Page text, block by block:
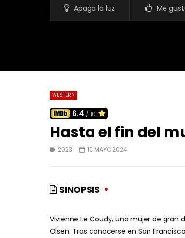
Apaga la luz Me
WESTERN
6.4 / 10
Hasta el fin del
2023 10 MAYO 2024
SINOPSIS
Vivienne Le Coudy, una mujer de
Olsen. Tras conocerse en San